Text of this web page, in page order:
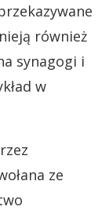
również
synagogi i
w
ze